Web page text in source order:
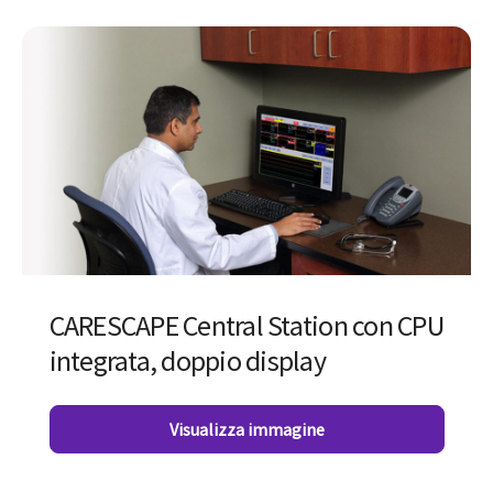
CARESCAPE Central Station con CPU
integrata, doppio display
Visualizza immagine